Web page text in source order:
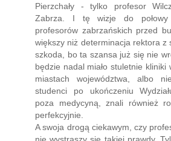
Pierzchały - tylko profesor
Zabrza. I tę wizje do połowy
profesorów zabrzańskich przed
większy niż determinacja rektora z
szkoda, bo ta szansa już się nie
będzie nadal miało stuletnie kliniki
miastach województwa, albo
studenci po ukończeniu
poza medycyną, znali również
perfekcyjnie.
A swoja drogą ciekawym, czy